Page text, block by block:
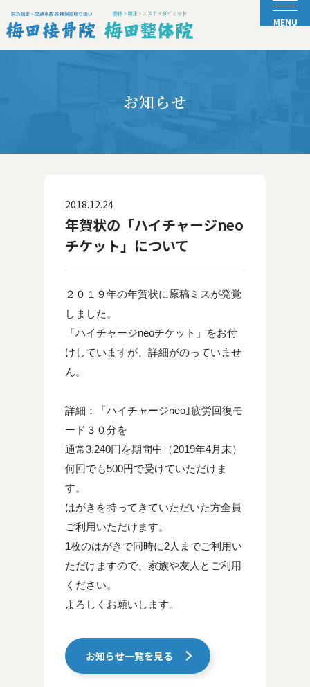
お知らせ
2018.12.24
年賀状の「ハイチャージneo
チケット」について
２０１９年の年賀状に原稿ミスが発覚
しました。
「ハイチャージneoチケット」をお付
けしていますが、詳細がのっていませ
ん。
詳細：「ハイチャージneo｣疲労回復モ
ード３０分を
通常3,240円を期間中（2019年4月末）
何回でも500円で受けていただけま
す。
はがきを持ってきていただいた方全員
ご利用いただけます。
1枚のはがきで同時に2人までご利用い
ただけますので、家族や友人とご利用
ください。
よろしくお願いします。
お知らせ一覧を見る